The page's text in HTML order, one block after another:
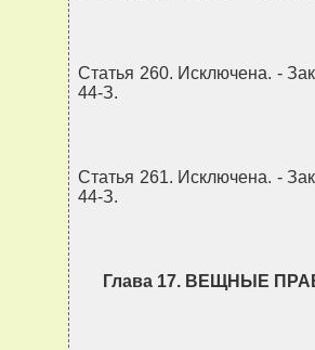
Статья 260. Исключена. -
44-З.
Статья 261. Исключена. -
44-З.
Глава 17. ВЕЩНЫЕ